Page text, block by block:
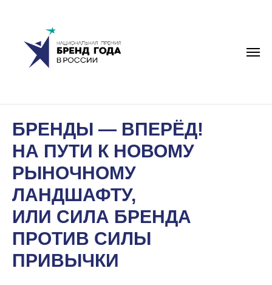
БРЕНДЫ — ВПЕРЁД!
НА ПУТИ К НОВОМУ
РЫНОЧНОМУ
ЛАНДШАФТУ,
ИЛИ СИЛА БРЕНДА
ПРОТИВ СИЛЫ
ПРИВЫЧКИ